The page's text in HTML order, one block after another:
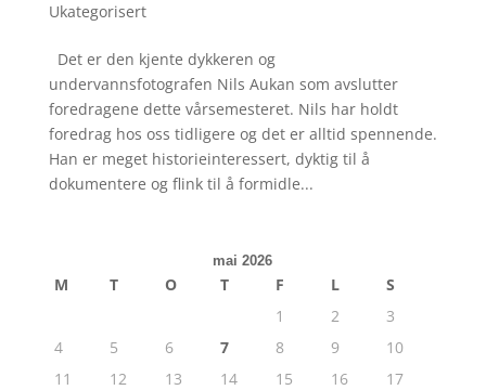
Ukategorisert
Det er den kjente dykkeren og
undervannsfotografen Nils Aukan som avslutter
foredragene dette vårsemesteret. Nils har holdt
foredrag hos oss tidligere og det er alltid spennende.
Han er meget historieinteressert, dyktig til å
dokumentere og flink til å formidle...
mai 2026
M T O T F L
S
1
2
3
4
5 6 7 8 9
10
11
12 13 14 15 16
17